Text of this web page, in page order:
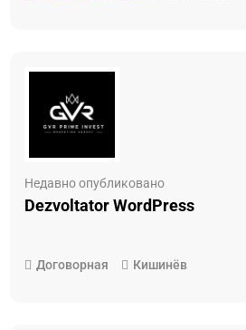
Недавно опубликовано
Dezvoltator WordPress
Договорная Кишинёв